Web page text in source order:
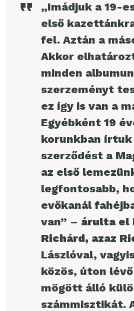
„Imádjuk a 19-
első
fel. Aztán a
Akkor
minden
szerzeményt
ez így is van a
Egyébként 19
korunkban írtuk
szerződést a
az első
legfontosabb,
evőkanál
van” – árulta el
Richárd, azaz
Lászlóval,
közös, úton
mögött álló
számmisztikát.